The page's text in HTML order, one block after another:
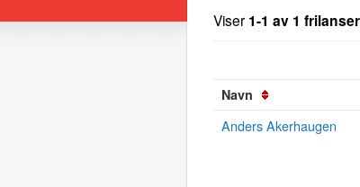
Viser 1-1 av 1
Navn
Anders Akerhaugen